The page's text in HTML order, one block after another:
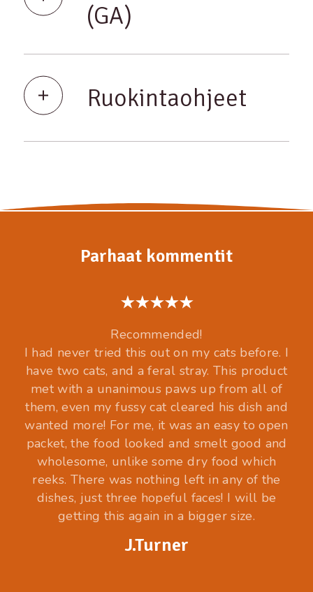
(GA)
Ruokintaohjeet
Parhaat kommentit
Recommended!
I had never tried this out on my cats before. I
have two cats, and a feral stray. This product
met with a unanimous paws up from all of
them, even my fussy cat cleared his dish and
wanted more! For me, it was an easy to open
packet, the food looked and smelt good and
wholesome, unlike some dry food which
reeks. There was nothing left in any of the
dishes, just three hopeful faces! I will be
getting this again in a bigger size.
J.Turner